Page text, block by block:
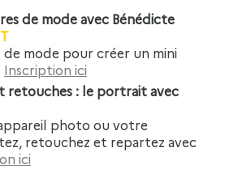
de mode avec Bénédicte
de mode pour créer un mini
Inscription ici
retouches : le portrait avec
photo ou votre
retouchez et repartez avec
ici